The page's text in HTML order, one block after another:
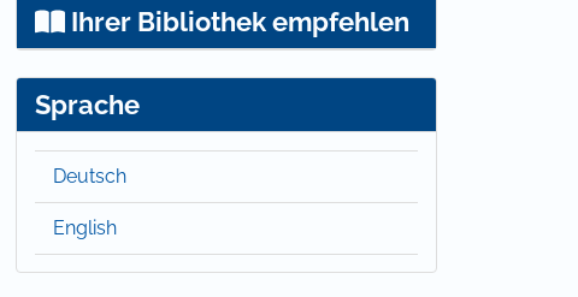
Ihrer Bibliothek empfehlen
Sprache
Deutsch
English